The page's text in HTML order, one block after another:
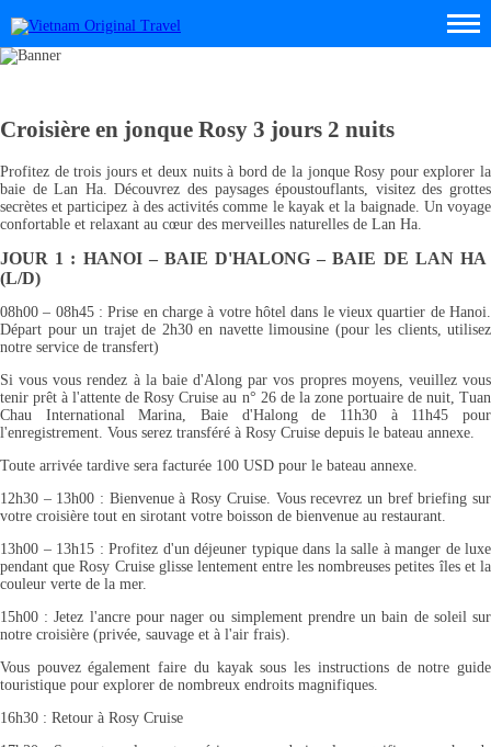
Croisière en jonque Rosy 3 jours 2 nuits
Profitez de trois jours et deux nuits à bord de la jonque Rosy pour explorer la
baie de Lan Ha. Découvrez des paysages époustouflants, visitez des grottes
secrètes et participez à des activités comme le kayak et la baignade. Un voyage
confortable et relaxant au cœur des merveilles naturelles de Lan Ha.
JOUR 1 : HANOI – BAIE D'HALONG – BAIE DE LAN HA
(L/D)
08h00 – 08h45 : Prise en charge à votre hôtel dans le vieux quartier de Hanoi.
Départ pour un trajet de 2h30 en navette limousine (pour les clients, utilisez
notre service de transfert)
Si vous vous rendez à la baie d'Along par vos propres moyens, veuillez vous
tenir prêt à l'attente de Rosy Cruise au n° 26 de la zone portuaire de nuit, Tuan
Chau International Marina, Baie d'Halong de 11h30 à 11h45 pour
l'enregistrement. Vous serez transféré à Rosy Cruise depuis le bateau annexe.
Toute arrivée tardive sera facturée 100 USD pour le bateau annexe.
12h30 – 13h00 : Bienvenue à Rosy Cruise. Vous recevrez un bref briefing sur
votre croisière tout en sirotant votre boisson de bienvenue au restaurant.
13h00 – 13h15 : Profitez d'un déjeuner typique dans la salle à manger de luxe
pendant que Rosy Cruise glisse lentement entre les nombreuses petites îles et la
couleur verte de la mer.
15h00 : Jetez l'ancre pour nager ou simplement prendre un bain de soleil sur
notre croisière (privée, sauvage et à l'air frais).
Vous pouvez également faire du kayak sous les instructions de notre guide
touristique pour explorer de nombreux endroits magnifiques.
16h30 : Retour à Rosy Cruise